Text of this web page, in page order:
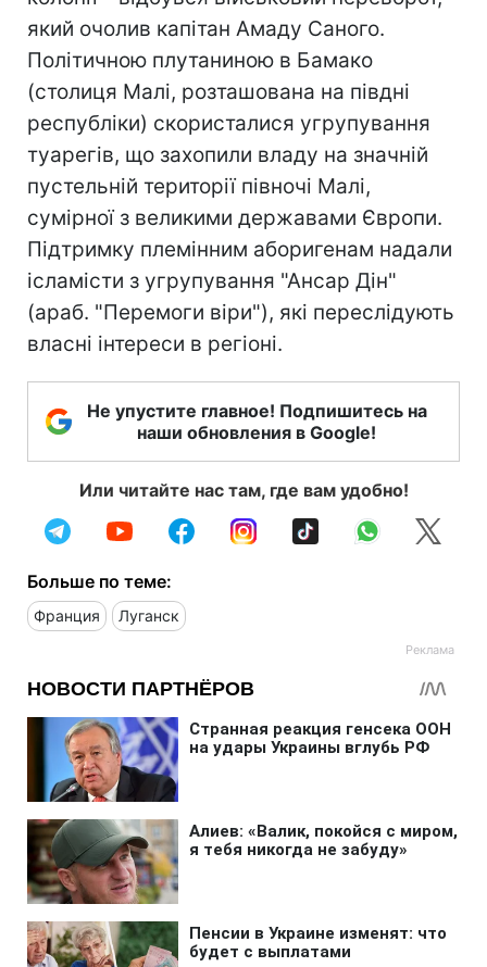
який очолив капітан Амаду Саного.
Політичною плутаниною в Бамако
(столиця Малі, розташована на півдні
республіки) скористалися угрупування
туарегів, що захопили владу на значній
пустельній території півночі Малі,
сумірної з великими державами Європи.
Підтримку племінним аборигенам надали
ісламісти з угрупування "Ансар Дін"
(араб. "Перемоги віри"), які переслідують
власні інтереси в регіоні.
Не упустите главное! Подпишитесь на
наши обновления в Google!
Или читайте нас там, где вам удобно!
Больше по теме:
Франция Луганск